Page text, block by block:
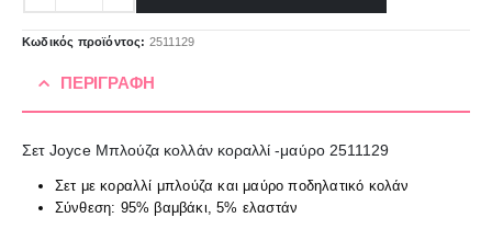
Κωδικός προϊόντος: 2511129
ΠΕΡΙΓΡΑΦΉ
Σετ Joyce Μπλούζα κολλάν κοραλλί -μαύρο 2511129
Σετ με κοραλλί μπλούζα και μαύρο ποδηλατικό κολάν
Σύνθεση: 95% βαμβάκι, 5% ελαστάν